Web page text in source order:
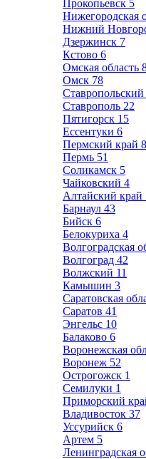
Прокопьевск 5
Нижегородская
Нижний
Дзержинск 7
Кстово 6
Омская область
Омск 78
Ставропольский
Ставрополь 22
Пятигорск 15
Ессентуки 6
Пермский край
Пермь 51
Соликамск 5
Чайковский 4
Алтайский край
Барнаул 43
Бийск 6
Белокуриха 4
Волгоградская
Волгоград 42
Волжский 11
Камышин 3
Саратовская
Саратов 41
Энгельс 10
Балаково 6
Воронежская
Воронеж 52
Острогожск 1
Семилуки 1
Приморский
Владивосток 37
Уссурийск 6
Артем 5
Ленинградская